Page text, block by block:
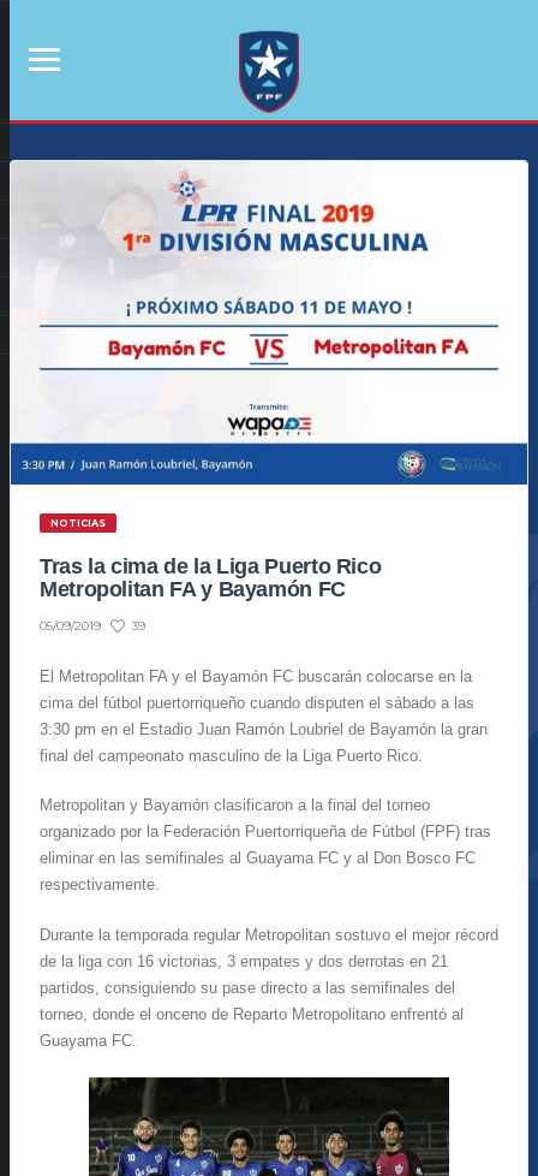
NOTICIAS
Tras la cima de la Liga Puerto Rico
Metropolitan FA y Bayamón FC
05/09/2019 39
El Metropolitan FA y el Bayamón FC buscarán colocarse en la
cima del fútbol puertorriqueño cuando disputen el sábado a las
3:30 pm en el Estadio Juan Ramón Loubriel de Bayamón la gran
final del campeonato masculino de la Liga Puerto Rico.
Metropolitan y Bayamón clasificaron a la final del torneo
organizado por la Federación Puertorriqueña de Fútbol (FPF) tras
eliminar en las semifinales al Guayama FC y al Don Bosco FC
respectivamente.
Durante la temporada regular Metropolitan sostuvo el mejor récord
de la liga con 16 victorias, 3 empates y dos derrotas en 21
partidos, consiguiendo su pase directo a las semifinales del
torneo, donde el onceno de Reparto Metropolitano enfrentó al
Guayama FC.